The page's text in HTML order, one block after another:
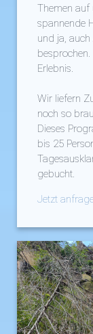
Themen auf
spannende
und ja,
Erlebnis.
Wir liefern
noch so
Dieses
bis 25
gebucht.
Jetzt